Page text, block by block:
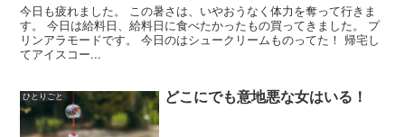
今日も疲れました。 この暑さは、いやおうなく体力を奪って行きま
す。 今日は給料日、給料日に食べたかったもの買ってきました。 プ
リンアラモードです。 今日のはシュークリームものってた！ 帰宅し
てアイスコー...
ひとりごと どこにでも意地悪な女はいる！